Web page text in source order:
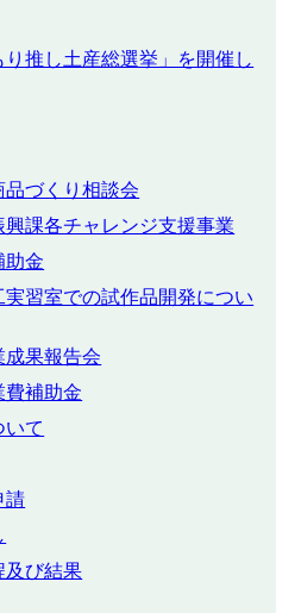
り推し土産総選挙」を開催し
づくり相談会
課各チャレンジ支援事業
助金
実習室での試作品開発につい
成果報告会
費補助金
いて
請
及び結果